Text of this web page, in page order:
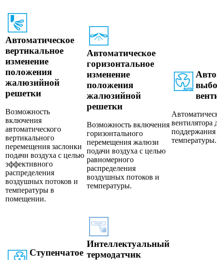
Автоматическое
вертикальное
изменение
положения
жалюзийной
решетки
Возможность
включения
автоматического
вертикального
перемещения заслонки
подачи воздуха с целью
эффективного
распределения
воздушных потоков и
температуры в
помещении.
Автоматическое
горизонтальное
изменение
положения
жалюзийной
решетки
Возможность включения
горизонтального
перемещения жалюзи
подачи воздуха с целью
равномерного
распределения
воздушных потоков и
температуры.
вентилятора
поддержания
температуры.
Ступенчатое
Интеллектуальный
термодатчик